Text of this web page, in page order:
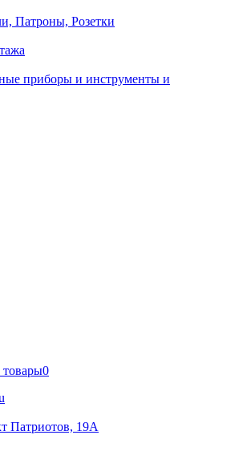
Патроны, Розетки
приборы и инструменты и
0
Патриотов, 19А